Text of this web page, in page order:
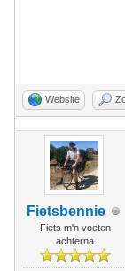
Website
Fietsbennie
Fiets m'n voeten
achterna